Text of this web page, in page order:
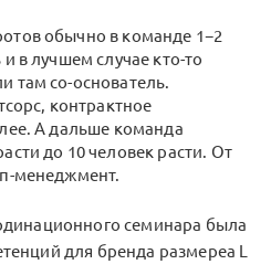
обычно в команде 1−2
в лучшем случае кто-то
там со-основатель.
контрактное
А дальше команда
до 10 человек расти. От
менеджмент.
семинара была
для бренда размереа L